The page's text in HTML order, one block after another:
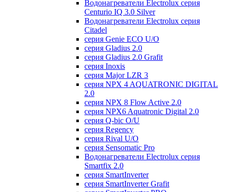
Водонагреватели Electrolux серия
Centurio IQ 3.0 Silver
Водонагреватели Electrolux серия
Citadel
серия Genie ECO U/О
серия Gladius 2.0
серия Gladius 2.0 Grafit
серия Inoxis
серия Major LZR 3
серия NPX 4 AQUATRONIC DIGITAL
2.0
серия NPX 8 Flow Active 2.0
серия NPX6 Aquatronic Digital 2.0
серия Q-bic O/U
серия Regency
серия Rival U/О
серия Sensomatic Pro
Водонагреватели Electrolux серия
Smartfix 2.0
серия SmartInverter
серия SmartInverter Grafit